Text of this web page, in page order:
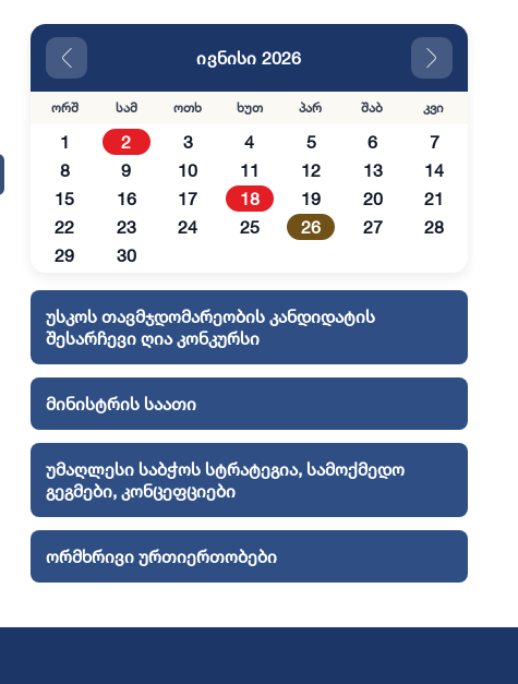
ივნისი 2026
ორშ სამ ოთხ ხუთ პარ შაბ კვი
1 2 3 4 5 6
7
8
9 10 11 12 13
14
15
16 17 18 19 20
21
22
23 24 25 26 27
28
29
30
უსკოს თავმჯდომარეობის კანდიდატის
შესარჩევი ღია კონკურსი
მინისტრის საათი
უმაღლესი საბჭოს სტრატეგია, სამოქმედო
გეგმები, კონცეფციები
ორმხრივი ურთიერთობები